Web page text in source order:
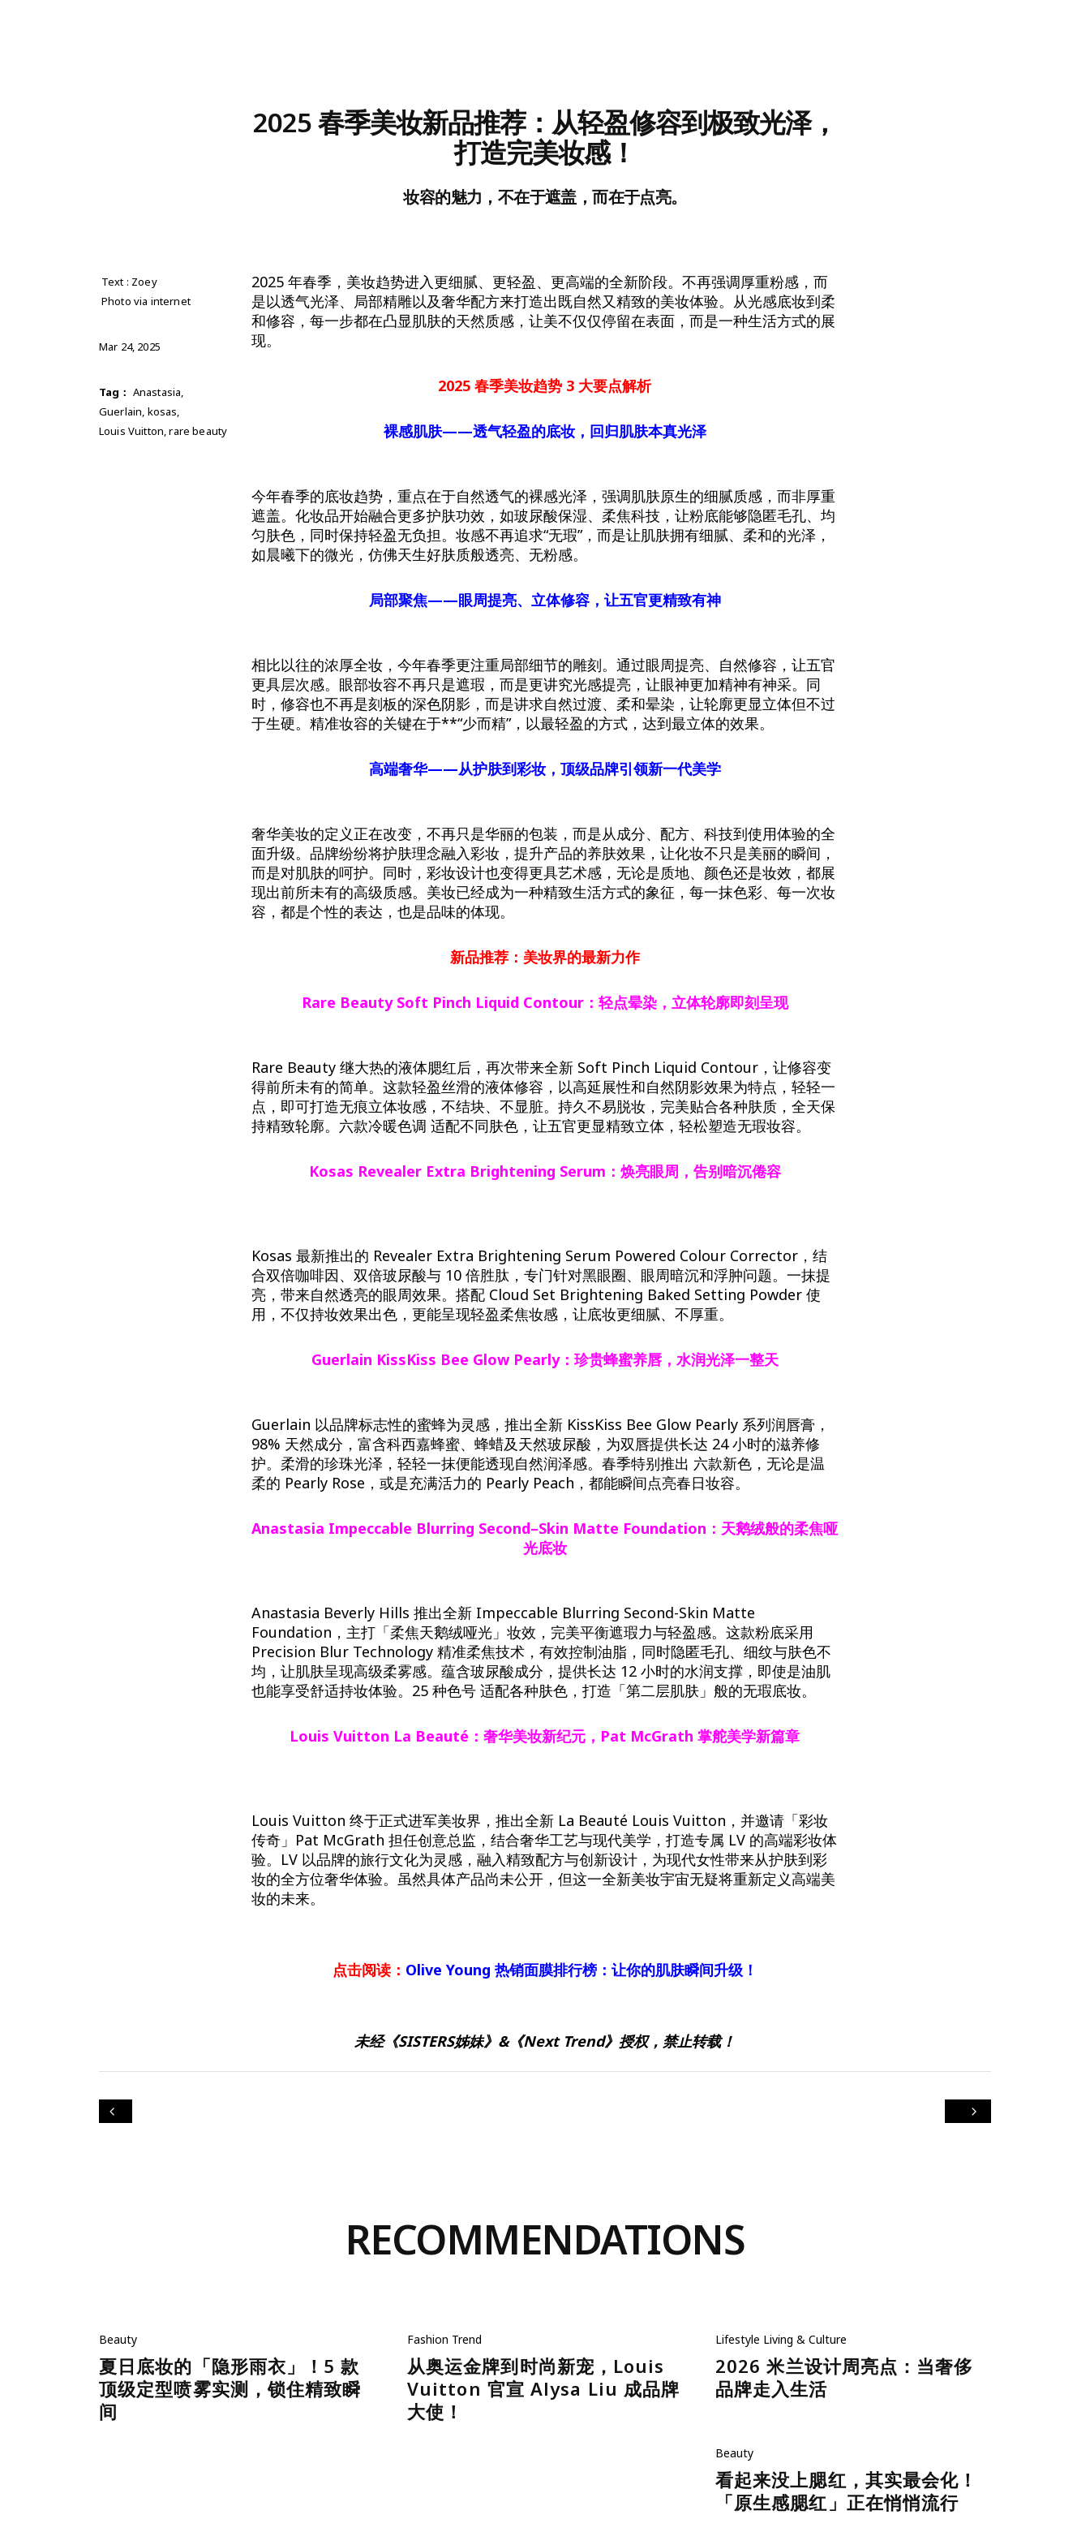
2025 春季美妆新品推荐：从轻盈修容到极致光泽，
打造完美妆感！
妆容的魅力，不在于遮盖，而在于点亮。
Text : Zoey
Photo via internet
Mar 24, 2025
Tag： Anastasia,
Guerlain, kosas,
Louis Vuitton,rare beauty
2025 年春季，美妆趋势进入更细腻、更轻盈、更高端的全新阶段。不再强调厚重粉感，而
是以透气光泽、局部精雕以及奢华配方来打造出既自然又精致的美妆体验。从光感底妆到柔
和修容，每一步都在凸显肌肤的天然质感，让美不仅仅停留在表面，而是一种生活方式的展
现。
2025 春季美妆趋势 3 大要点解析
裸感肌肤——透气轻盈的底妆，回归肌肤本真光泽
今年春季的底妆趋势，重点在于自然透气的裸感光泽，强调肌肤原生的细腻质感，而非厚重
遮盖。化妆品开始融合更多护肤功效，如玻尿酸保湿、柔焦科技，让粉底能够隐匿毛孔、均
匀肤色，同时保持轻盈无负担。妆感不再追求“无瑕”，而是让肌肤拥有细腻、柔和的光泽，
如晨曦下的微光，仿佛天生好肤质般透亮、无粉感。
局部聚焦——眼周提亮、立体修容，让五官更精致有神
相比以往的浓厚全妆，今年春季更注重局部细节的雕刻。通过眼周提亮、自然修容，让五官
更具层次感。眼部妆容不再只是遮瑕，而是更讲究光感提亮，让眼神更加精神有神采。同
时，修容也不再是刻板的深色阴影，而是讲求自然过渡、柔和晕染，让轮廓更显立体但不过
于生硬。精准妆容的关键在于**“少而精”，以最轻盈的方式，达到最立体的效果。
高端奢华——从护肤到彩妆，顶级品牌引领新一代美学
奢华美妆的定义正在改变，不再只是华丽的包装，而是从成分、配方、科技到使用体验的全
面升级。品牌纷纷将护肤理念融入彩妆，提升产品的养肤效果，让化妆不只是美丽的瞬间，
而是对肌肤的呵护。同时，彩妆设计也变得更具艺术感，无论是质地、颜色还是妆效，都展
现出前所未有的高级质感。美妆已经成为一种精致生活方式的象征，每一抹色彩、每一次妆
容，都是个性的表达，也是品味的体现。
新品推荐：美妆界的最新力作
Rare Beauty Soft Pinch Liquid Contour：轻点晕染，立体轮廓即刻呈现
Rare Beauty 继大热的液体腮红后，再次带来全新 Soft Pinch Liquid Contour，让修容变
得前所未有的简单。这款轻盈丝滑的液体修容，以高延展性和自然阴影效果为特点，轻轻一
点，即可打造无痕立体妆感，不结块、不显脏。持久不易脱妆，完美贴合各种肤质，全天保
持精致轮廓。六款冷暖色调 适配不同肤色，让五官更显精致立体，轻松塑造无瑕妆容。
Kosas Revealer Extra Brightening Serum ：焕亮眼周，告别暗沉倦容
Kosas 最新推出的 Revealer Extra Brightening Serum Powered Colour Corrector，结
合双倍咖啡因、双倍玻尿酸与 10 倍胜肽，专门针对黑眼圈、眼周暗沉和浮肿问题。一抹提
亮，带来自然透亮的眼周效果。搭配 Cloud Set Brightening Baked Setting Powder 使
用，不仅持妆效果出色，更能呈现轻盈柔焦妆感，让底妆更细腻、不厚重。
Guerlain KissKiss Bee Glow Pearly：珍贵蜂蜜养唇，水润光泽一整天
Guerlain 以品牌标志性的蜜蜂为灵感，推出全新 KissKiss Bee Glow Pearly 系列润唇膏，
98% 天然成分，富含科西嘉蜂蜜、蜂蜡及天然玻尿酸，为双唇提供长达 24 小时的滋养修
护。柔滑的珍珠光泽，轻轻一抹便能透现自然润泽感。春季特别推出 六款新色，无论是温
柔的 Pearly Rose，或是充满活力的 Pearly Peach，都能瞬间点亮春日妆容。
Anastasia Impeccable Blurring Second–Skin Matte Foundation ：天鹅绒般的柔焦哑
光底妆
Anastasia Beverly Hills 推出全新 Impeccable Blurring Second-Skin Matte
Foundation，主打「柔焦天鹅绒哑光」妆效，完美平衡遮瑕力与轻盈感。这款粉底采用
Precision Blur Technology 精准柔焦技术，有效控制油脂，同时隐匿毛孔、细纹与肤色不
均，让肌肤呈现高级柔雾感。蕴含玻尿酸成分，提供长达 12 小时的水润支撑，即使是油肌
也能享受舒适持妆体验。25 种色号 适配各种肤色，打造「第二层肌肤」般的无瑕底妆。
Louis Vuitton La Beauté ：奢华美妆新纪元，Pat McGrath 掌舵美学新篇章
Louis Vuitton 终于正式进军美妆界，推出全新 La Beauté Louis Vuitton，并邀请「彩妆
传奇」Pat McGrath 担任创意总监，结合奢华工艺与现代美学，打造专属 LV 的高端彩妆体
验。LV 以品牌的旅行文化为灵感，融入精致配方与创新设计，为现代女性带来从护肤到彩
妆的全方位奢华体验。虽然具体产品尚未公开，但这一全新美妆宇宙无疑将重新定义高端美
妆的未来。
点击阅读： Olive Young 热销面膜排行榜：让你的肌肤瞬间升级！
未经《SISTERS姊妹》&《Next Trend》授权，禁止转载！
RECOMMENDATIONS
Beauty
夏日底妆的「隐形雨衣」！5 款
顶级定型喷雾实测，锁住精致瞬
间
Fashion Trend
从奥运金牌到时尚新宠，Louis
Vuitton 官宣 Alysa Liu 成品牌
大使！
Lifestyle Living & Culture
2026 米兰设计周亮点：当奢侈
品牌走入生活
Beauty
看起来没上腮红，其实最会化！
「原生感腮红」正在悄悄流行